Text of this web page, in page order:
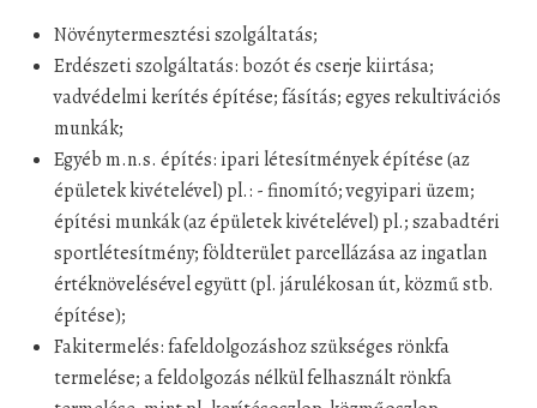
Növénytermesztési szolgáltatás;
Erdészeti szolgáltatás: bozót és cserje kiirtása;
vadvédelmi kerítés építése; fásítás; egyes rekultivációs
munkák;
Egyéb m.n.s. építés: ipari létesítmények építése (az
épületek kivételével) pl.: - finomító; vegyipari üzem;
építési munkák (az épületek kivételével) pl.; szabadtéri
sportlétesítmény; földterület parcellázása az ingatlan
értéknövelésével együtt (pl. járulékosan út, közmű stb.
építése);
Fakitermelés: fafeldolgozáshoz szükséges rönkfa
termelése; a feldolgozás nélkül felhasznált rönkfa